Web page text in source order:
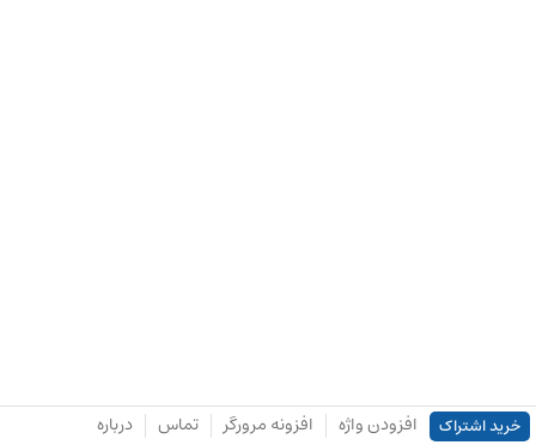
خرید اشتراک افزودن واژه افزونه مرورگر تماس درباره